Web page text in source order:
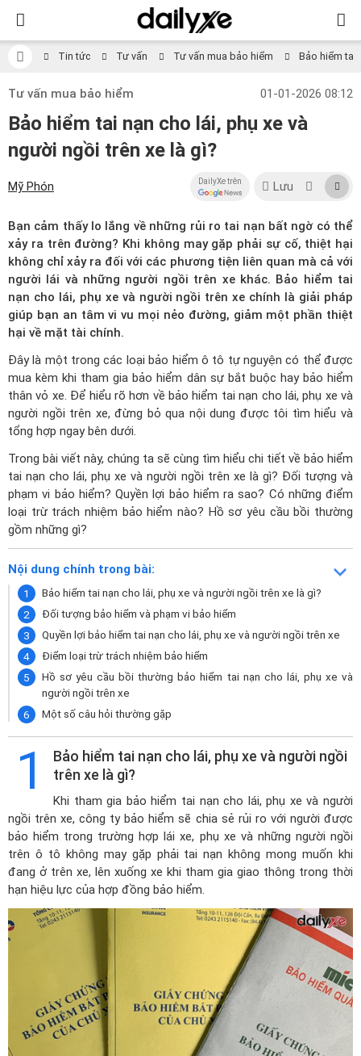
Tin tức Tư vấn Tư vấn mua bảo hiểm Bảo hiểm tai
Tư vấn mua bảo hiểm 01-01-2026 08:12
Bảo hiểm tai nạn cho lái, phụ xe và
người ngồi trên xe là gì?
Mỹ Phón DailyXe trên Lưu
Bạn cảm thấy lo lắng về những rủi ro tai nạn bất ngờ có thể
xảy ra trên đường? Khi không may gặp phải sự cố, thiệt hại
không chỉ xảy ra đối với các phương tiện liên quan mà cả với
người lái và những người ngồi trên xe khác. Bảo hiểm tai
nạn cho lái, phụ xe và người ngồi trên xe chính là giải pháp
giúp bạn an tâm vi vu mọi nẻo đường, giảm một phần thiệt
hại về mặt tài chính.
Đây là một trongcác loại bảo hiểm ô tô tự nguyện có thể được
mua kèm khi tham gia bảo hiểm dân sự bắt buộc hay bảo hiểm
thân vỏ xe. Để hiểu rõ hơn về bảo hiểm tai nạn cho lái, phụ xe và
người ngồi trên xe, đừng bỏ qua nội dung được tôi tìm hiểu và
tổng hợp ngay bên dưới.
Trong bài viết này, chúng ta sẽ cùng tìm hiểu chi tiết về bảo hiểm
tai nạn cho lái, phụ xe và người ngồi trên xe là gì? Đối tượng và
phạm vi bảo hiểm? Quyền lợi bảo hiểm ra sao? Có những điểm
loại trừ trách nhiệm bảo hiểm nào? Hồ sơ yêu cầu bồi thường
gồm những gì?
Nội dung chính trong bài:
Bảo hiểm tai nạn cho lái, phụ xe và người ngồi trên xe là gì?
Đối tượng bảo hiểm và phạm vi bảo hiểm
Quyền lợi bảo hiểm tai nạn cho lái, phụ xe và người ngồi trên xe
Điểm loại trừ trách nhiệm bảo hiểm
Hồ sơ yêu cầu bồi thường bảo hiểm tai nạn cho lái, phụ xe và
người ngồi trên xe
Một số câu hỏi thường gặp
1
Bảo hiểm tai nạn cho lái, phụ xe và người ngồi
trên xe là gì?
Khi tham gia bảo hiểm tai nạn cho lái, phụ xe và người
ngồi trên xe, công ty bảo hiểm sẽ chia sẻ rủi ro với người được
bảo hiểm trong trường hợp lái xe, phụ xe và những người ngồi
trên ô tô không may gặp phải tai nạn không mong muốn khi
đang ở trên xe, lên xuống xe khi tham gia giao thông trong thời
hạn hiệu lực của hợp đồng bảo hiểm.